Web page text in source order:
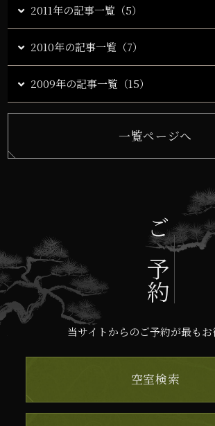
2011年の記事一覧（5）
2010年の記事一覧（7）
2009年の記事一覧（15）
一覧ページへ
ご予約
当サイトからのご予約が最もお
空室検索